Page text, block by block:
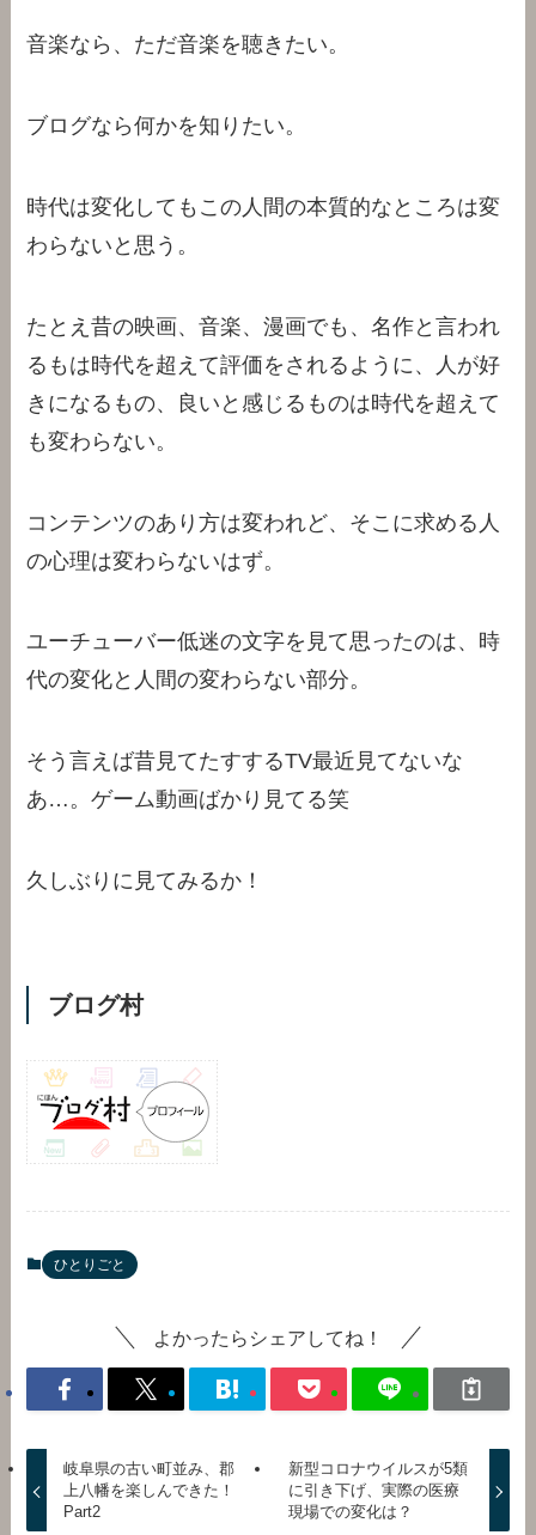
音楽なら、ただ音楽を聴きたい。
ブログなら何かを知りたい。
時代は変化してもこの人間の本質的なところは変
わらないと思う。
たとえ昔の映画、音楽、漫画でも、名作と言われ
るもは時代を超えて評価をされるように、人が好
きになるもの、良いと感じるものは時代を超えて
も変わらない。
コンテンツのあり方は変われど、そこに求める人
の心理は変わらないはず。
ユーチューバー低迷の文字を見て思ったのは、時
代の変化と人間の変わらない部分。
そう言えば昔見てたすするTV最近見てないな
あ…。ゲーム動画ばかり見てる笑
久しぶりに見てみるか！
ブログ村
ひとりごと
よかったらシェアしてね！
岐阜県の古い町並み、郡
上八幡を楽しんできた！
Part2
新型コロナウイルスが5類
に引き下げ、実際の医療
現場での変化は？